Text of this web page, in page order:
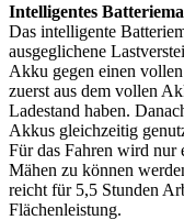
Intelligentes
Das intelligente
ausgeglichene
Akku gegen einen
zuerst aus dem vollen
Ladestand haben.
Akkus gleichzeitig
Für das Fahren wird
Mähen zu können
reicht für 5,5 Stunden
Flächenleistung.